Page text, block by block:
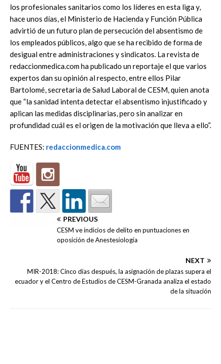
los profesionales sanitarios como los líderes en esta liga y,
hace unos días, el Ministerio de Hacienda y Función Pública
advirtió de un futuro plan de persecución del absentismo de
los empleados públicos, algo que se ha recibido de forma de
desigual entre administraciones y sindicatos. La revista de
redaccionmedica.com ha publicado un reportaje el que varios
expertos dan su opinión al respecto, entre ellos Pilar
Bartolomé, secretaria de Salud Laboral de CESM, quien anota
que “la sanidad intenta detectar el absentismo injustificado y
aplican las medidas disciplinarias, pero sin analizar en
profundidad cuál es el origen de la motivación que lleva a ello”.
FUENTES: redaccionmedica.com
PREVIOUS
CESM ve indicios de delito en puntuaciones en
oposición de Anestesiología
NEXT
MIR-2018: Cinco días después, la asignación de plazas supera el
ecuador y el Centro de Estudios de CESM-Granada analiza el estado
de la situación